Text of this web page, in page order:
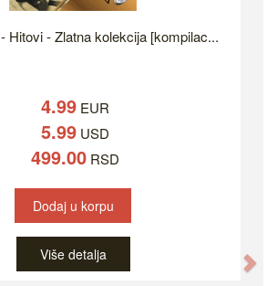
Hitovi - Zlatna kolekcija [kompilac...
4.99 EUR
5.99 USD
499.00 RSD
Dodaj u korpu
Više detalja